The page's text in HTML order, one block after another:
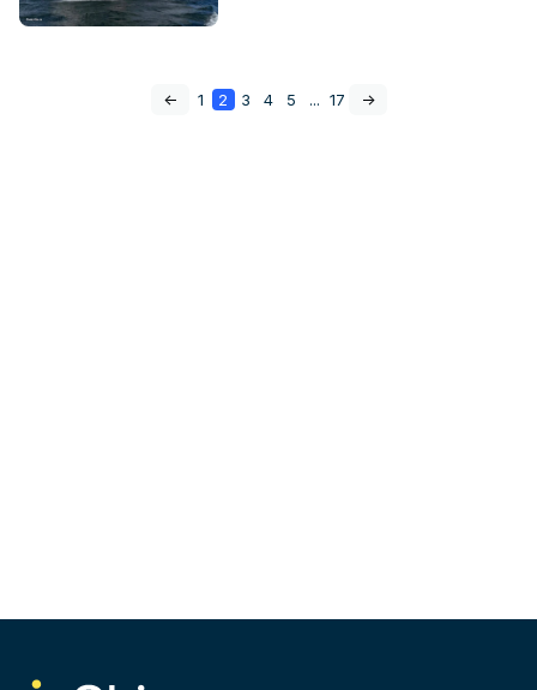
<- 1 2 3 4 5 ... 17 ->